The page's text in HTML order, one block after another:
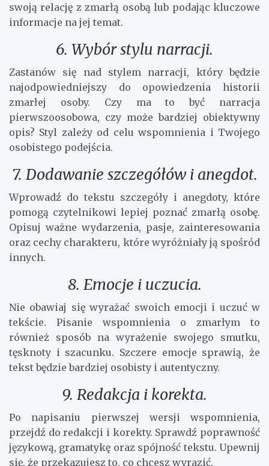
swoją relację z zmarłą osobą lub podając kluczowe
informacje na jej temat.
6. Wybór stylu narracji.
Zastanów się nad stylem narracji, który będzie
najodpowiedniejszy do opowiedzenia historii
zmarłej osoby. Czy ma to być narracja
pierwszoosobowa, czy może bardziej obiektywny
opis? Styl zależy od celu wspomnienia i Twojego
osobistego podejścia.
7. Dodawanie szczegółów i anegdot.
Wprowadź do tekstu szczegóły i anegdoty, które
pomogą czytelnikowi lepiej poznać zmarłą osobę.
Opisuj ważne wydarzenia, pasje, zainteresowania
oraz cechy charakteru, które wyróżniały ją spośród
innych.
8. Emocje i uczucia.
Nie obawiaj się wyrażać swoich emocji i uczuć w
tekście. Pisanie wspomnienia o zmarłym to
również sposób na wyrażenie swojego smutku,
tęsknoty i szacunku. Szczere emocje sprawią, że
tekst będzie bardziej osobisty i autentyczny.
9. Redakcja i korekta.
Po napisaniu pierwszej wersji wspomnienia,
przejdź do redakcji i korekty. Sprawdź poprawność
językową, gramatykę oraz spójność tekstu. Upewnij
się, że przekazujesz to, co chcesz wyrazić.